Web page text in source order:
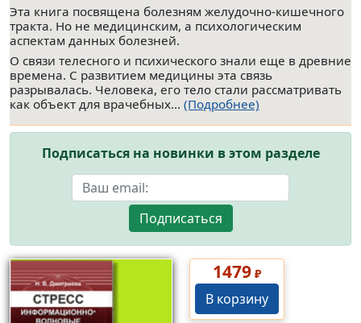
Эта книга посвящена болезням желудочно-кишечного
тракта. Но не медицинским, а психологическим
аспектам данных болезней.
О связи телесного и психического знали еще в древние
времена. С развитием медицины эта связь
разрывалась. Человека, его тело стали рассматривать
как объект для врачебных... (Подробнее)
Подписаться на новинки в этом разделе
Подписаться
1479₽
В корзину